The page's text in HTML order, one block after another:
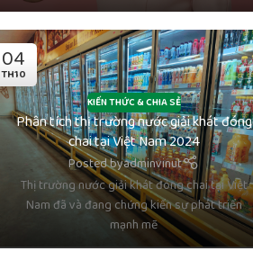
04
TH10
KIẾN THỨC & CHIA SẺ
Phân tích thị trường nước giải khát đóng
chai tại Việt Nam 2024
Posted byadminvinut
Thị trường nước giải khát đóng chai tại Việt
Nam đã và đang chứng kiến sự phát triển
mạnh mẽ